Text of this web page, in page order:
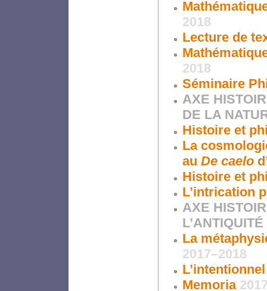
2018
Lecture de
2018
Séminaire
AXE
DE LA
Histoire et
La
au De caelo
Histoire et
L’intrication
AXE
La
2017–2018
Memoria